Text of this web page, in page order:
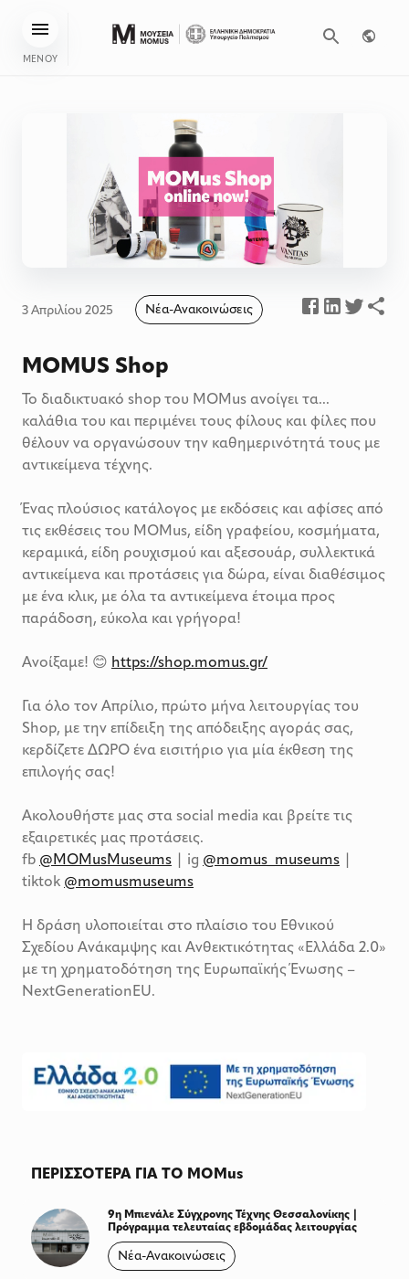
ΜΕΝΟΥ
3 Απριλίου 2025 Νέα-Ανακοινώσεις
MOMUS Shop
Το διαδικτυακό shop του MOMus ανοίγει τα...
καλάθια του και περιμένει τους φίλους και φίλες που
θέλουν να οργανώσουν την καθημερινότητά τους με
αντικείμενα τέχνης.
Ένας πλούσιος κατάλογος με εκδόσεις και αφίσες από
τις εκθέσεις του MOMus, είδη γραφείου, κοσμήματα,
κεραμικά, είδη ρουχισμού και αξεσουάρ, συλλεκτικά
αντικείμενα και προτάσεις για δώρα, είναι διαθέσιμος
με ένα κλικ, με όλα τα αντικείμενα έτοιμα προς
παράδοση, εύκολα και γρήγορα!
Ανοίξαμε! 😊 https://shop.momus.gr/
Για όλο τον Απρίλιο, πρώτο μήνα λειτουργίας του
Shop, με την επίδειξη της απόδειξης αγοράς σας,
κερδίζετε ΔΩΡΟ ένα εισιτήριο για μία έκθεση της
επιλογής σας!
Ακολουθήστε μας στα social media και βρείτε τις
εξαιρετικές μας προτάσεις.
fb @MOMusMuseums | ig @momus_museums
tiktok @momusmuseums
Η δράση υλοποιείται στο πλαίσιο του Εθνικού
Σχεδίου Ανάκαμψης και Ανθεκτικότητας «Ελλάδα 2.0»
με τη χρηματοδότηση της Ευρωπαϊκής Ένωσης –
NextGenerationEU.
ΠΕΡΙΣΣΟΤΕΡΑ ΓΙΑ ΤΟ MOMus
9η Μπιενάλε Σύγχρονης Τέχνης Θεσσαλονίκης |
Πρόγραμμα τελευταίας εβδομάδας λειτουργίας
Νέα-Ανακοινώσεις